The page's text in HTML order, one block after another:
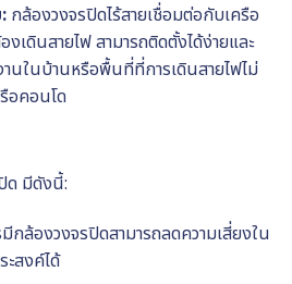
กล้องวงจรปิดไร้สายเชื่อมต่อกับเครือ
งเดินสายไฟ สามารถติดตั้งได้ง่ายและ
านในบ้านหรือพื้นที่ที่การเดินสายไฟไม่
อคอนโด
ด มีดังนี้:
กล้องวงจรปิดสามารถลดความเสี่ยงใน
สงค์ได้